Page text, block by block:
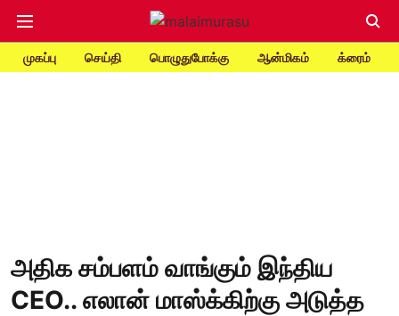
முகப்பு செய்தி பொழுதுபோக்கு ஆன்மிகம் க்ரைம்
அதிக சம்பளம் வாங்கும் இந்திய
CEO.. எலான் மாஸ்க்கிற்கு அடுத்த